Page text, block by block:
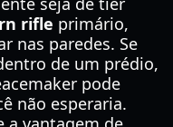
rifle primário,
nas paredes. Se
de um prédio,
pode
não esperaria.